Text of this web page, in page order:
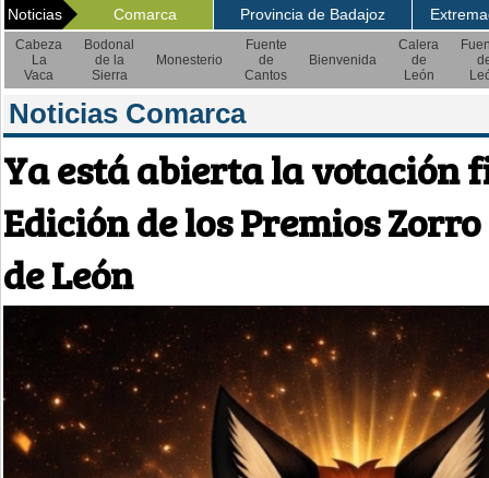
Noticias Comarca Provincia de Badajoz
Cabeza
La
Vaca
Bodonal
de la
Sierra
Monesterio
Fuente
de
Cantos
Bienvenida
Calera
de
León
Noticias Comarca
Ya está abierta la votación
Edición de los Premios
de León